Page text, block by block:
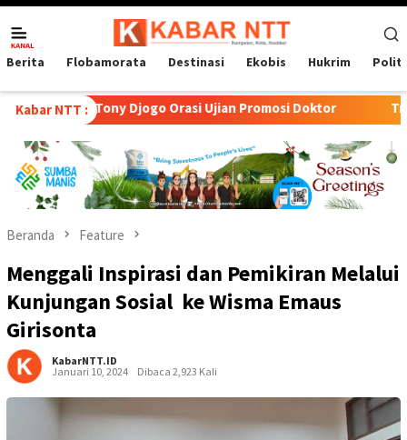
Mobile
Berita Flobamorata Destinasi Ekobis Hukrim
Kabar NTT :
Djogo Orasi Ujian Promosi Doktor Transformasi
Beranda Feature
Menggali Inspirasi dan Pemikiran Melalui
Kunjungan Sosial ke Wisma Emaus
Girisonta
KabarNTT.ID
Januari 10, 2024
Dibaca 2,923 Kali